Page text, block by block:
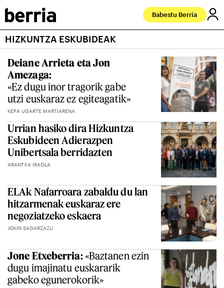
Babestu Berria
HIZKUNTZA ESKUBIDEAK
Deiane Arrieta eta Jon
Amezaga:
«Ez dugu inor tragorik gabe
utzi euskaraz ez egiteagatik»
KEPA UGARTE MARTIARENA
Urrian hasiko dira Hizkuntza
Eskubideen Adierazpen
Unibertsala berridazten
ARANTXA IRAOLA
ELAk Nafarroara zabaldu du lan
hitzarmenak euskaraz ere
negoziatzeko eskaera
JOKIN SAGARZAZU
Jone Etxeberria:«Baztanen ezin
dugu imajinatu euskararik
gabeko egunerokorik»